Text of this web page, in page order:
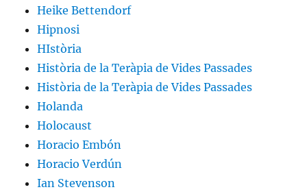
Heike Bettendorf
Hipnosi
HIstòria
Història de la Teràpia de Vides Passades
Història de la Teràpia de Vides Passades
Holanda
Holocaust
Horacio Embón
Horacio Verdún
Ian Stevenson